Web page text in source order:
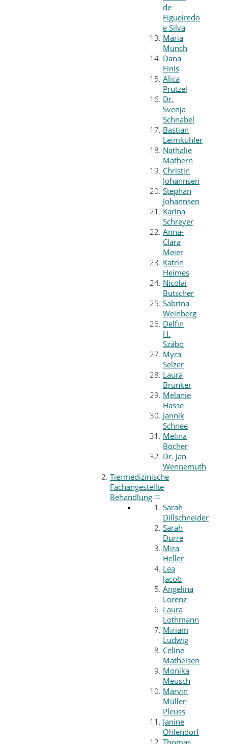
de
Figueiredo
e Silva
Maria
Münch
Dana
Finis
Alica
Prützel
Dr.
Svenja
Schnabel
Bastian
Leimkühler
Nathalie
Mathern
Christin
Johannsen
Stephan
Johannsen
Karina
Schreyer
Anna-
Clara
Meier
Katrin
Heimes
Nicolai
Butscher
Sabrina
Weinberg
Delfin
H.
Szábo
Myra
Selzer
Laura
Brünker
Melanie
Hasse
Jannik
Schnee
Melina
Böcher
Dr. Jan
Wennemuth
Tiermedizinische
Fachangestellte
Behandlung
Sarah
Dillschneider
Sarah
Dürre
Mira
Heller
Lea
Jacob
Angelina
Lorenz
Laura
Lothmann
Miriam
Ludwig
Celine
Matheisen
Monika
Meusch
Marvin
Müller-
Pleuss
Janine
Ohlendorf
Thomas